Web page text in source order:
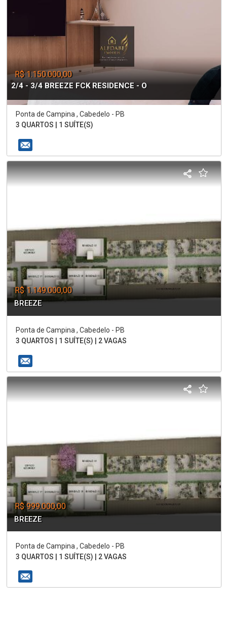
R$ 1.150.000,00
2/4 - 3/4 BREEZE FCK RESIDENCE - O
Ponta de Campina , Cabedelo - PB
3 QUARTOS | 1 SUÍTE(S)
R$ 1.149.000,00
BREEZE
Ponta de Campina , Cabedelo - PB
3 QUARTOS | 1 SUÍTE(S) | 2 VAGAS
R$ 999.000,00
BREEZE
Ponta de Campina , Cabedelo - PB
3 QUARTOS | 1 SUÍTE(S) | 2 VAGAS